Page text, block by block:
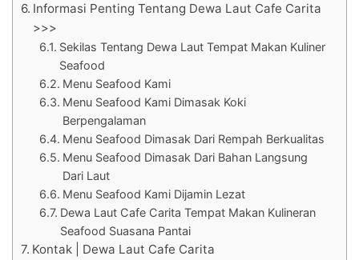
Informasi Penting Tentang Dewa Laut Cafe Carita
>>>
Sekilas Tentang Dewa Laut Tempat Makan Kuliner
Seafood
Menu Seafood Kami
Menu Seafood Kami Dimasak Koki
Berpengalaman
Menu Seafood Dimasak Dari Rempah Berkualitas
Menu Seafood Dimasak Dari Bahan Langsung
Dari Laut
Menu Seafood Kami Dijamin Lezat
Dewa Laut Cafe Carita Tempat Makan Kulineran
Seafood Suasana Pantai
Kontak | Dewa Laut Cafe Carita